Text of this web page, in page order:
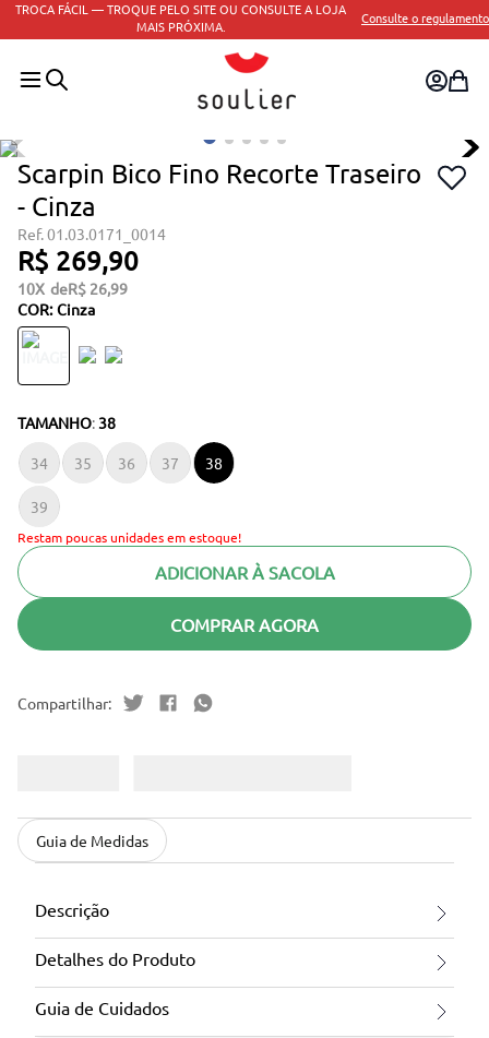
TROCA FÁCIL — TROQUE PELO SITE OU CONSULTE A LOJA
MAIS PRÓXIMA.
Consulte o regulamento
Scarpin Bico Fino Recorte Traseiro
- Cinza
01.03.0171_0014
R$ 269,90
10 R$ 26,99
COR: Cinza
TAMANHO: 38
34 35 36 37 38
39
Restam poucas unidades em estoque!
ADICIONAR À SACOLA
COMPRAR AGORA
Guia de Medidas
Descrição
Detalhes do Produto
Guia de Cuidados